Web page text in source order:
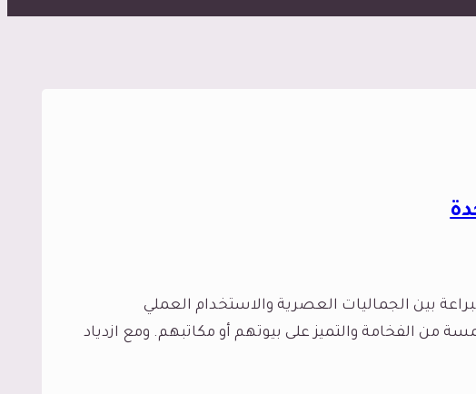
بين الجماليات العصرية والاستخدام العملي
من الفخامة والتميز على بيوتهم أو مكاتبهم. ومع ازدياد